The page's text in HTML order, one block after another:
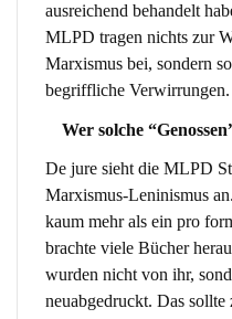
ausreichend behandelt
MLPD tragen nichts zur
Marxismus bei, sondern
begriffliche Verwirrungen.
Wer solche
De jure sieht die MLPD
Marxismus-Leninismus
kaum mehr als ein pro
brachte viele Bücher
wurden nicht von ihr,
neuabgedruckt. Das sollte